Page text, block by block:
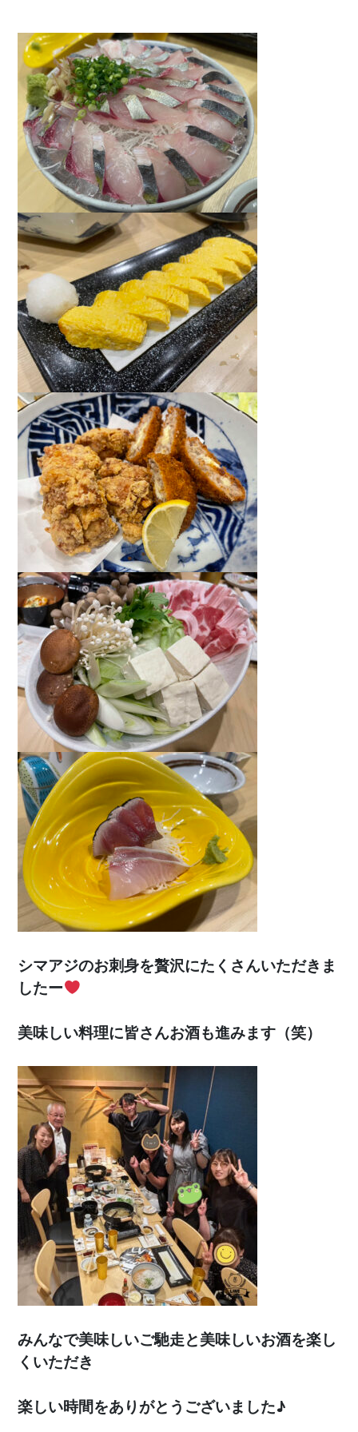
シマアジのお刺身を贅沢にたくさんいただきま
したー
美味しい料理に皆さんお酒も進みます（笑）
みんなで美味しいご馳走と美味しいお酒を楽し
くいただき
楽しい時間をありがとうございました♪